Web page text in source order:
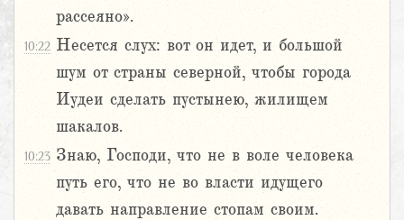
рассеяно».
10:22 Несется слух: вот он идет, и большой
шум от страны северной, чтобы города
Иудеи сделать пустынею, жилищем
шакалов.
10:23 Знаю, Господи, что не в воле человека
путь его, что не во власти идущего
давать направление стопам своим.